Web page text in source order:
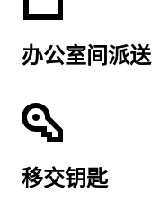
办公室间派送
移交钥匙